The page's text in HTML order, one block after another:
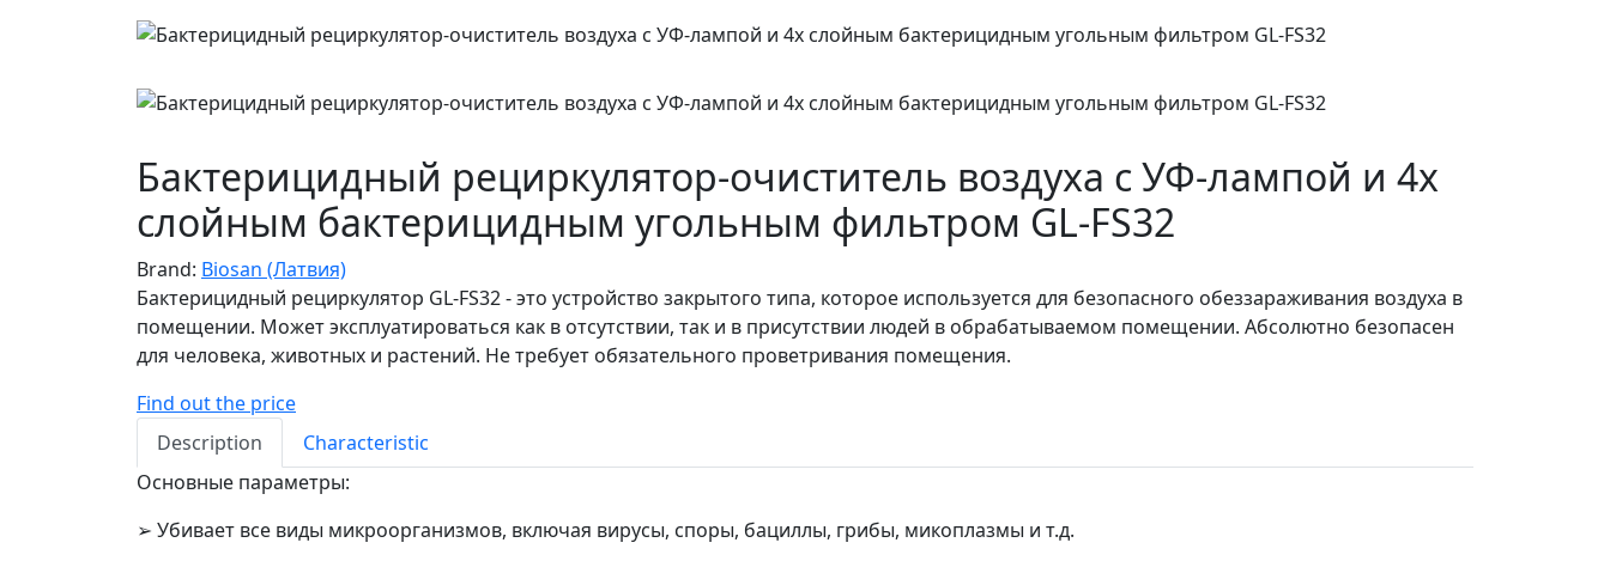
Бактерицидный рециркулятор-очиститель воздуха с УФ-лампой и 4х
слойным бактерицидным угольным фильтром GL-FS32
Brand: Biosan (Латвия)
Бактерицидный рециркулятор GL-FS32 - это устройство закрытого типа, которое используется для безопасного обеззараживания воздуха в
помещении. Может эксплуатироваться как в отсутствии, так и в присутствии людей в обрабатываемом помещении. Абсолютно безопасен
для человека, животных и растений. Не требует обязательного проветривания помещения.
Find out the price
Description
Characteristic
Основные параметры:
➢ Убивает все виды микроорганизмов, включая вирусы, споры, бациллы, грибы, микоплазмы и т.д.